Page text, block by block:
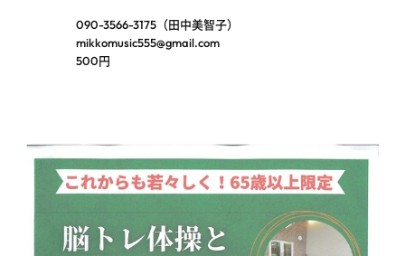
090-3566-3175（田中美智子）
mikkomusic555@gmail.com
500円